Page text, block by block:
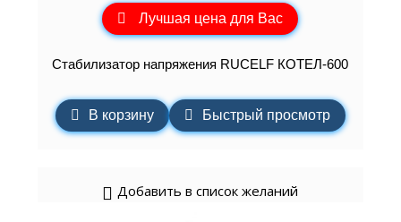
Лучшая цена для Вас
Стабилизатор напряжения RUCELF КОТЕЛ-600
В корзину Быстрый просмотр
Добавить в список желаний